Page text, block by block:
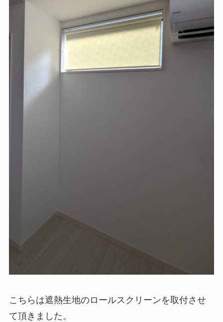
こちらは遮熱生地のロールスクリーンを取付させ
て頂きました。